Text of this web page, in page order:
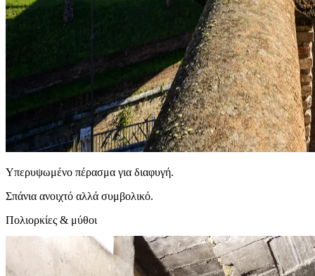
Υπερυψωμένο πέρασμα για διαφυγή.
Σπάνια ανοιχτό αλλά συμβολικό.
Πολιορκίες & μύθοι